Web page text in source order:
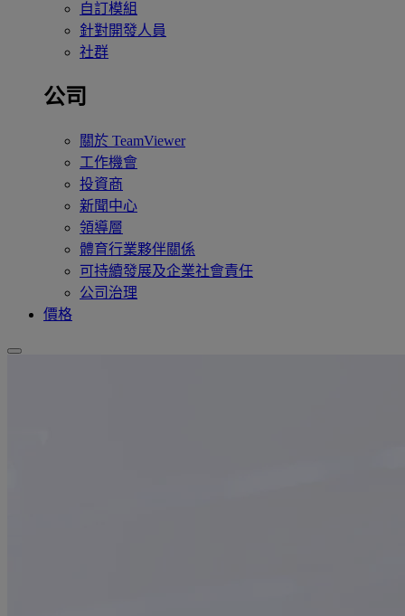
自訂模組
針對開發人員
社群
公司
關於 TeamViewer
工作機會
投資商
新聞中心
領導層
體育行業夥伴關係
可持續發展及企業社會責任
公司治理
價格